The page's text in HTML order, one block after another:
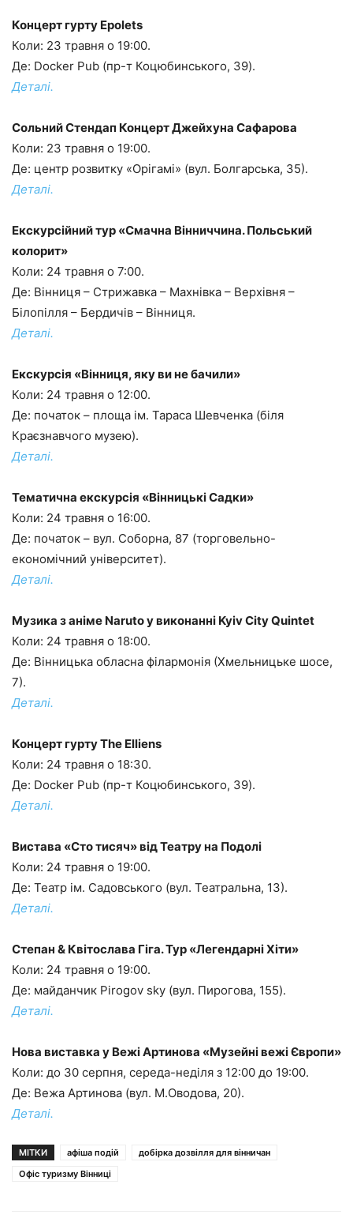
Концерт гурту Epolets
Коли: 23 травня о 19:00.
Де: Docker Pub (пр-т Коцюбинського, 39).
Деталі.
Сольний Стендап Концерт Джейхуна Сафарова
Коли: 23 травня о 19:00.
Де: центр розвитку «Орігамі» (вул. Болгарська, 35).
Деталі.
Екскурсійний тур «Смачна Вінниччина. Польський
колорит»
Коли: 24 травня о 7:00.
Де: Вінниця – Стрижавка – Махнівка – Верхівня –
Білопілля – Бердичів – Вінниця.
Деталі.
Екскурсія «Вінниця, яку ви не бачили»
Коли: 24 травня о 12:00.
Де: початок – площа ім. Тараса Шевченка (біля
Краєзнавчого музею).
Деталі.
Тематична екскурсія «Вінницькі Садки»
Коли: 24 травня о 16:00.
Де: початок – вул. Соборна, 87 (торговельно-
економічний університет).
Деталі.
Музика з аніме Naruto у виконанні Kyiv City Quintet
Коли: 24 травня о 18:00.
Де: Вінницька обласна філармонія (Хмельницьке шосе,
7).
Деталі.
Концерт гурту The Elliens
Коли: 24 травня о 18:30.
Де: Docker Pub (пр-т Коцюбинського, 39).
Деталі.
Вистава «Сто тисяч» від Театру на Подолі
Коли: 24 травня о 19:00.
Де: Театр ім. Садовського (вул. Театральна, 13).
Деталі.
Степан & Квітослава Гіга. Тур «Легендарні Хіти»
Коли: 24 травня о 19:00.
Де: майданчик Pirogov sky (вул. Пирогова, 155).
Деталі.
Нова виставка у Вежі Артинова «Музейні вежі Європи»
Коли: до 30 серпня, середа-неділя з 12:00 до 19:00.
Де: Вежа Артинова (вул. М.Оводова, 20).
Деталі.
МІТКИ афіша подій
добірка дозвілля для вінничан
Офіс туризму Вінниці